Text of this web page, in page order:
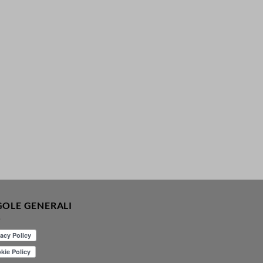
GENERALI